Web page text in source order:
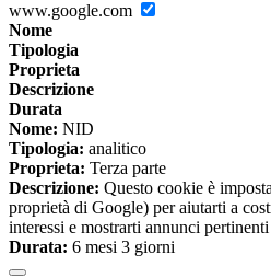
www.google.com
Nome
Tipologia
Proprieta
Descrizione
Durata
Nome: NID
Tipologia: analitico
Proprieta: Terza parte
Descrizione: Questo cookie è
proprietà di Google) per aiutarti a
interessi e mostrarti annunci
Durata: 6 mesi 3 giorni